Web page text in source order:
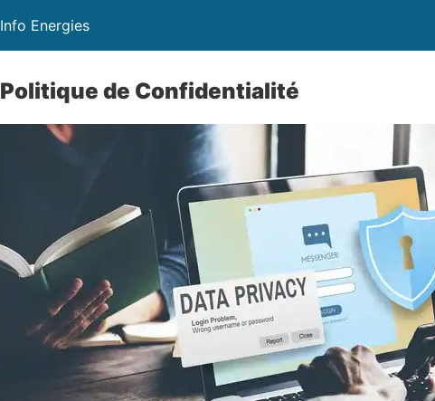
Info Energies
Politique de Confidentialité